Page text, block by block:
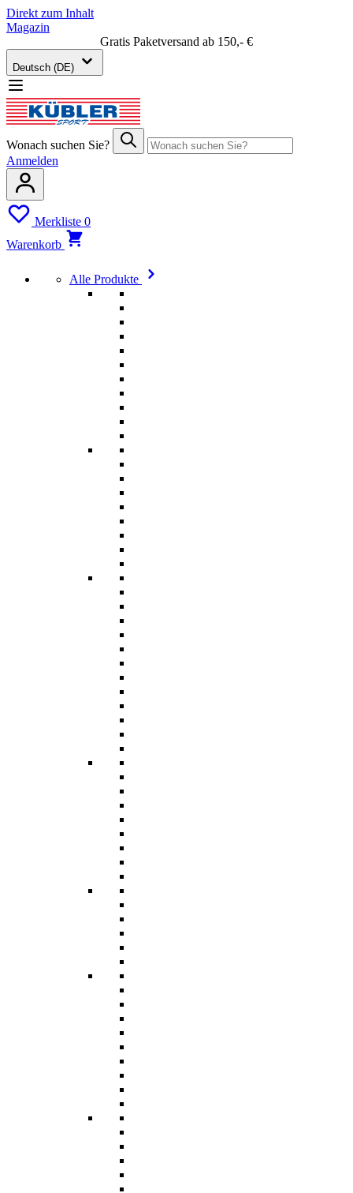
Direkt zum Inhalt
Magazin
Gratis Paketversand ab 150,- €
Deutsch (DE)
Wonach suchen Sie?
Anmelden
Merkliste 0
Warenkorb
Alle Produkte